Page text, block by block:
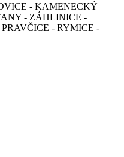
- KAMENECKÝ
- ZÁHLINICE -
- RYMICE -